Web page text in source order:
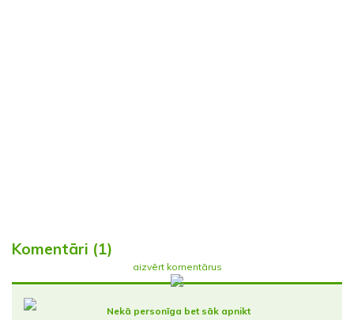
Komentāri (1)
aizvērt komentārus
Nekā personīga bet sāk apnikt